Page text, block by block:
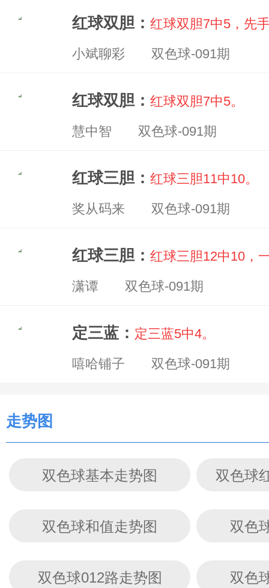
红球双胆： 红球双胆7中5，先
小斌聊彩 双色球-091期
红球双胆： 红球双胆7中5。
慧中智 双色球-091期
红球三胆： 红球三胆11中10。
奖从码来 双色球-091期
红球三胆： 红球三胆12中10，
潇谭 双色球-091期
定三蓝： 定三蓝5中4。
嘻哈铺子 双色球-091期
走势图
双色球基本走势图 双色球
双色球和值走势图 双色
双色球012路走势图 双色